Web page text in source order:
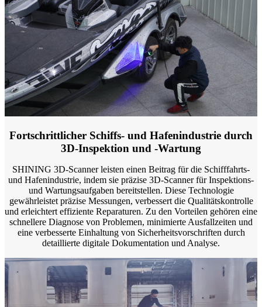
Post-Processing-Einheiten
FabWash
FabCure N2NEU
FabCure 2
Alle Dental Produkte ansehen
Fortschrittlicher Schiffs- und Hafenindustrie durch
3D-Inspektion und -Wartung
SHINING 3D-Scanner leisten einen Beitrag für die Schifffahrts-
und Hafenindustrie, indem sie präzise 3D-Scanner für Inspektions-
und Wartungsaufgaben bereitstellen. Diese Technologie
gewährleistet präzise Messungen, verbessert die Qualitätskontrolle
und erleichtert effiziente Reparaturen. Zu den Vorteilen gehören eine
schnellere Diagnose von Problemen, minimierte Ausfallzeiten und
eine verbesserte Einhaltung von Sicherheitsvorschriften durch
detaillierte digitale Dokumentation und Analyse.